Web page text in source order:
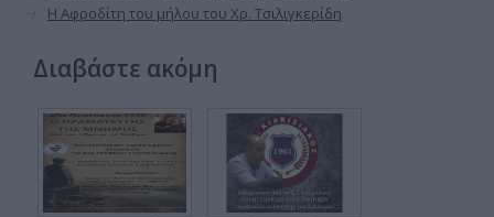
Η Αφροδίτη του μήλου του Χρ. Τσιλιγκερίδη
Διαβάστε ακόμη